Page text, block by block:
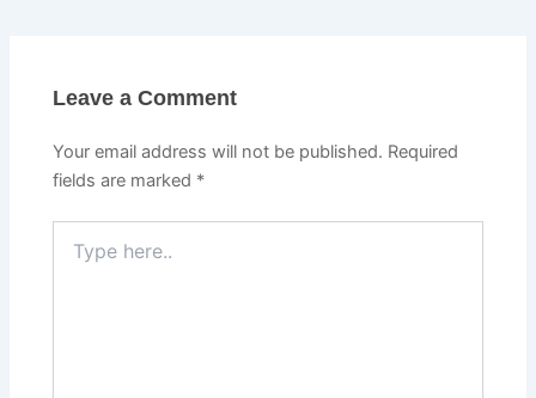
Leave a Comment
Your email address will not be published. Required
fields are marked *
here..